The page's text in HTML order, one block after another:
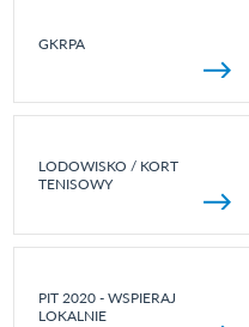
GKRPA
LODOWISKO / KORT
TENISOWY
PIT 2020 - WSPIERAJ
LOKALNIE